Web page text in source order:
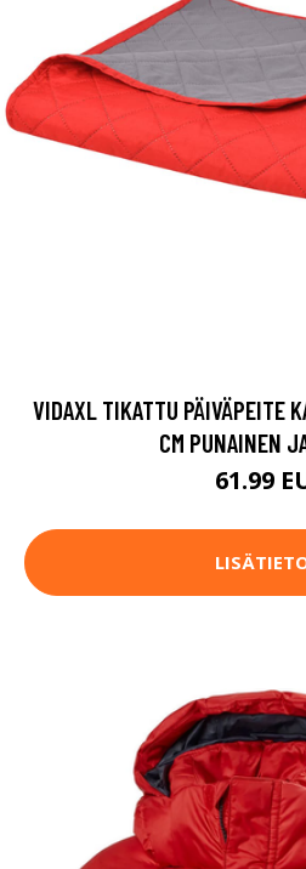
VIDAXL TIKATTU PÄIVÄPEITE
CM PUNAINEN
61.99